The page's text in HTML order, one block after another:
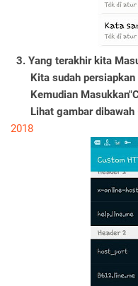
3. Yang terakhir kita
Kita sudah persiapkan
Kemudian
Lihat gambar dibawah
2018